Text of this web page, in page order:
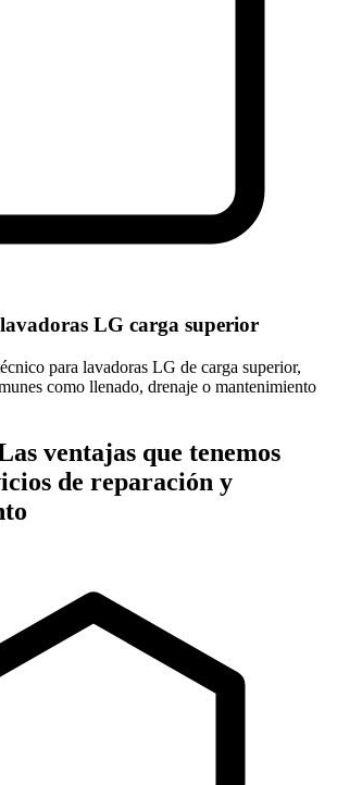
LG carga superior
para lavadoras LG de carga superior,
como llenado, drenaje o mantenimiento
ventajas que tenemos
de reparación y